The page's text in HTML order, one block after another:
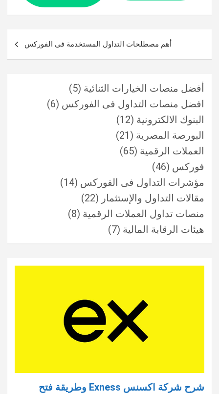
أهم مصطلحات التداول المستخدمة فى الفوركس
أفضل منصات الخيارات الثنائية (5)
افضل منصات التداول فى الفوركس (6)
البنوك الالكترونية (12)
البورصة المصرية (21)
العملات الرقمية (65)
فوركس (46)
مؤشرات التداول فى الفوركس (14)
مقالات التداول والإستثمار (22)
منصات تداول العملات الرقمية (8)
هيئات الرقابة المالية (7)
شرح شركة اكسنس Exness وطريقة فتح